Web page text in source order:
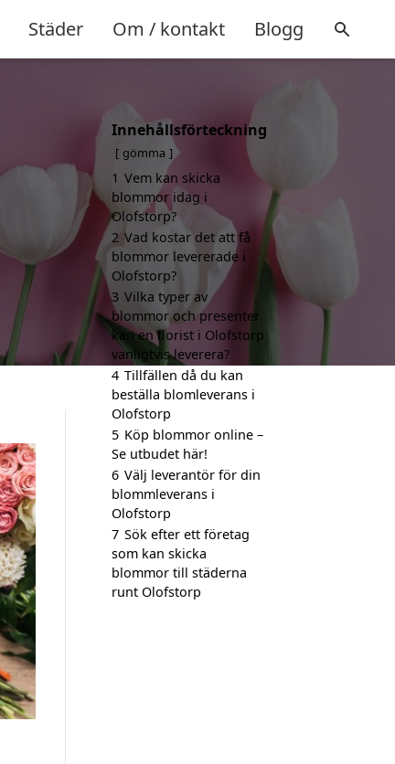
Städer Om / kontakt Blogg
Innehållsförteckning
gömma
1 Vem kan skicka
blommor idag i
Olofstorp?
2 Vad kostar det att få
blommor levererade i
Olofstorp?
3 Vilka typer av
blommor och presenter
kan en florist i Olofstorp
vanligtvis leverera?
4 Tillfällen då du kan
beställa blomleverans i
Olofstorp
5 Köp blommor online –
Se utbudet här!
6 Välj leverantör för din
blommleverans i
Olofstorp
7 Sök efter ett företag
som kan skicka
blommor till städerna
runt Olofstorp